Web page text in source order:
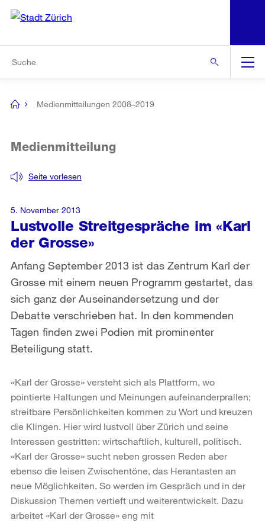
Navigation
[no
Medienmitteilungen 2008–2019
Lustvolle Streitgespräche im «Karl
der Grosse»
Seite vorlesen
Medienmitteilung
Anfang September 2013 ist das Zentrum Karl der
Grosse mit einem neuen Programm gestartet, das
sich ganz der Auseinandersetzung und der
Debatte verschrieben hat. In den kommenden
Tagen finden zwei Podien mit prominenter
Beteiligung statt.
5. November 2013
«Karl der Grosse» versteht sich als Plattform, wo
pointierte Haltungen und Meinungen aufeinanderprallen;
streitbare Persönlichkeiten kommen zu Wort und kreuzen
die Klingen. Hier wird lustvoll über Zürich und seine
Interessen gestritten: wirtschaftlich, kulturell, politisch.
«Karl der Grosse» sucht neben grossen Reden aber
ebenso die leisen Zwischentöne, das Herantasten an
neue Möglichkeiten. So werden im Gespräch und in der
Diskussion Themen vertieft und weiterentwickelt. Dazu
arbeitet «Karl der Grosse» eng mit